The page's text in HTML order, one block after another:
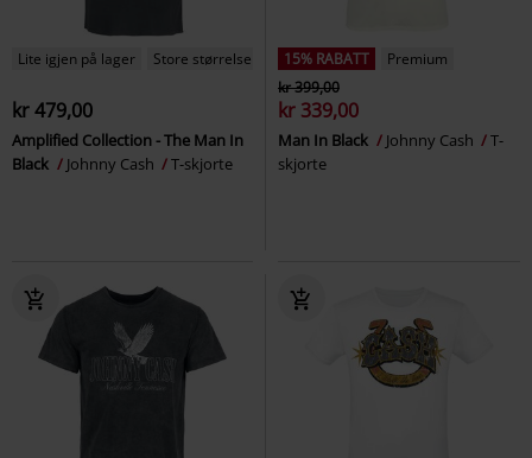
Lite igjen på lager Store størrelser
kr 479,00
Amplified Collection - The Man In
Black
Johnny Cash T-skjorte
15% RABATT
Premium
kr 399,00
kr 339,00
Man In Black Johnny Cash
T-
skjorte